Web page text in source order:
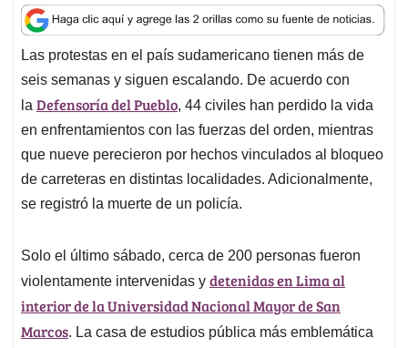
a
t
s
A
p
p
c
e
b
o
o
k
n
k
e
d
I
n
a
i
l
r
e
a
d
s
Las protestas en el país sudamericano tienen más de
seis semanas y siguen escalando. De acuerdo con
la Defensoría del Pueblo, 44 civiles han perdido la vida
en enfrentamientos con las fuerzas del orden, mientras
que nueve perecieron por hechos vinculados al bloqueo
de carreteras en distintas localidades. Adicionalmente,
se registró la muerte de un policía.
Solo el último sábado, cerca de 200 personas fueron
violentamente intervenidas y detenidas en Lima al
interior de la Universidad Nacional Mayor de San
Marcos. La casa de estudios pública más emblemática